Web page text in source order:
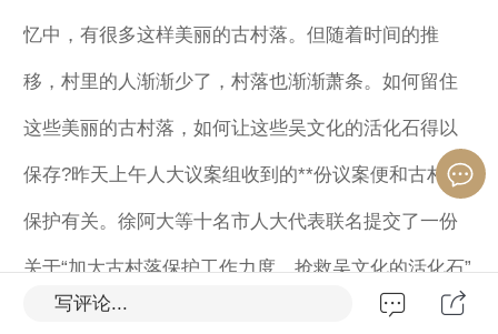
忆中，有很多这样美丽的古村落。但随着时间的推
移，村里的人渐渐少了，村落也渐渐萧条。如何留住
这些美丽的古村落，如何让这些吴文化的活化石得以
保存?昨天上午人大议案组收到的**份议案便和古村落
保护有关。徐阿大等十名市人大代表联名提交了一份
关于“加大古村落保护工作力度，抢救吴文化的活化石”
的议案。
写评论...